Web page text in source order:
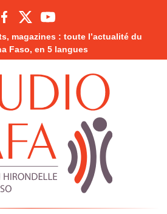
magazines : toute l’actualité du
Faso, en 5 langues